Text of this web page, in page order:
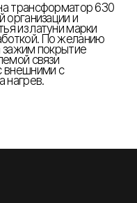
трансформатор 630
организации и
из латуни марки
По желанию
зажим покрытие
связи
внешними с
нагрев.